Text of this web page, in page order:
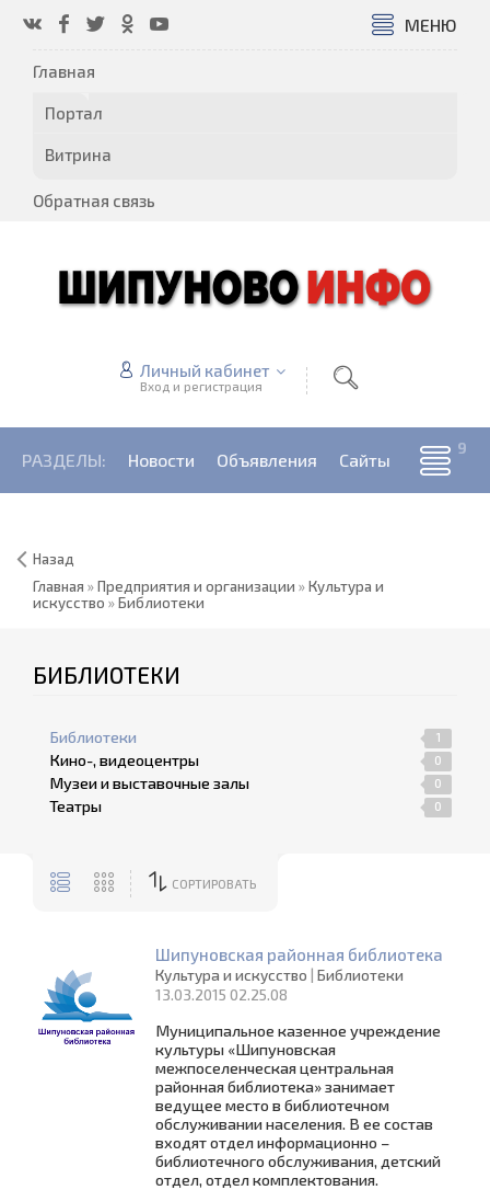
МЕНЮ
Главная
Портал
Витрина
Обратная связь
Личный кабинет
Вход и регистрация
РАЗДЕЛЫ: Новости Объявления Сайты
Назад
Главная »Предприятия и организации »Культура и
искусство »Библиотеки
БИБЛИОТЕКИ
Библиотеки 1
Кино-, видеоцентры 0
Музеи и выставочные залы 0
Театры 0
СОРТИРОВАТЬ
Шипуновская районная библиотека
Культура и искусство | Библиотеки
13.03.2015 02.25.08
Муниципальное казенное учреждение
культуры «Шипуновская
межпоселенческая центральная
районная библиотека» занимает
ведущее место в библиотечном
обслуживании населения. В ее состав
входят отдел информационно –
библиотечного обслуживания, детский
отдел, отдел комплектования.